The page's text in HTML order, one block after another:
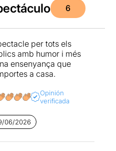
6
per tots els
amb humor i més
ensenyança que
a casa.
Opinión
verificada
06/2026